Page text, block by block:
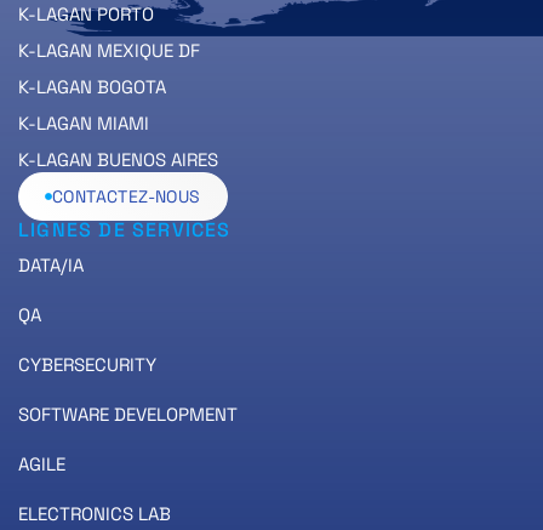
K-LAGAN PORTO
K-LAGAN MEXIQUE DF
K-LAGAN BOGOTA
K-LAGAN MIAMI
K-LAGAN BUENOS AIRES
CONTACTEZ-NOUS
LIGNES DE SERVICES
DATA/IA
QA
CYBERSECURITY
SOFTWARE DEVELOPMENT
AGILE
ELECTRONICS LAB